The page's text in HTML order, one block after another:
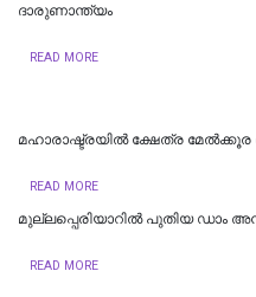
ദാരുണാന്ത്യം ‌‌
READ MORE
മഹാരാഷ്ട്രയിൽ ക്ഷേത്ര
READ MORE
മുല്ലപ്പെരിയാറിൽ പുതിയ ഡാം
READ MORE